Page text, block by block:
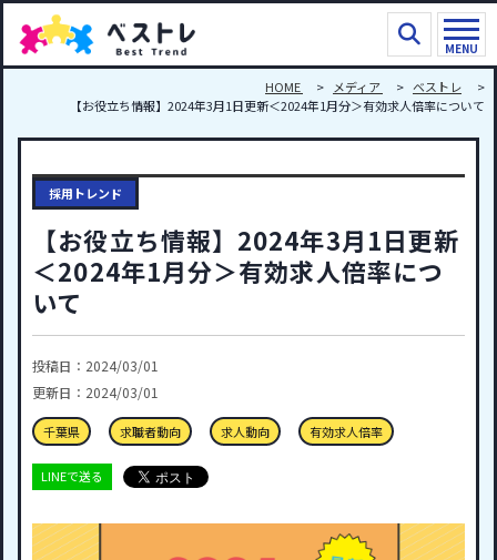
MENU
HOME メディア
ベストレ
【お役立ち情報】2024年3月1日更新＜2024年1月分＞有効求人倍率について
採用トレンド
【お役立ち情報】2024年3月1日更新
＜2024年1月分＞有効求人倍率につ
いて
投稿日：2024/03/01
更新日：2024/03/01
千葉県 求職者動向 求人動向 有効求人倍率
LINEで送る